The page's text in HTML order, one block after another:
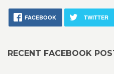
FACEBOOK TWITTER
RECENT FACEBOOK